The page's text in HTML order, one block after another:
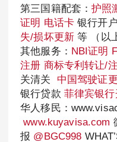
第三国籍配套：护照
证明 电话卡银行开户
失/损坏更新等 （以
其他服务： NBI证明
注册 商标专利转让/
关清关 中国驾驶证
银行贷款 菲律宾银行
华人移民：
www.kuyavisa.com
报 @BGC998